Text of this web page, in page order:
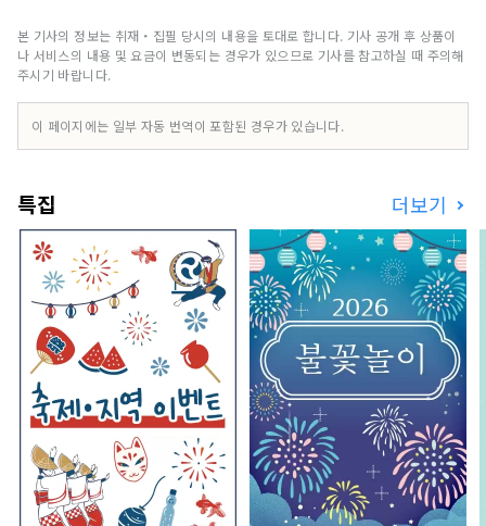
진흥을 도모함으로써, 교류 인구의 증가 및 지역 경
제의 발전에 기여하는 것을 목적으로 한다.
본 기사의 정보는 취재・집필 당시의 내용을 토대로 합니다. 기사 공개 후 상품이
나 서비스의 내용 및 요금이 변동되는 경우가 있으므로 기사를 참고하실 때 주의해
주시기 바랍니다.
이 페이지에는 일부 자동 번역이 포함된 경우가 있습니다.
특집 더보기